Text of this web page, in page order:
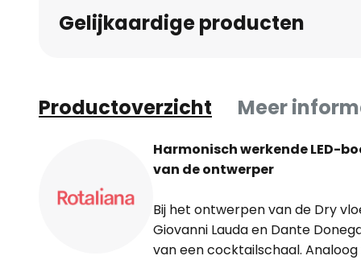
vanGelijkaardige producten
Productoverzicht Meer
Harmonisch werkende LED-
van de ontwerper
Bij het ontwerpen van de Dry
Giovanni Lauda en Dante
van een cocktailschaal.